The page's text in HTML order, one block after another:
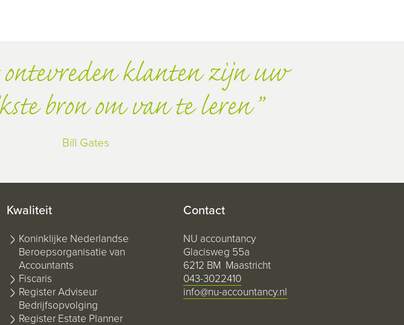
klanten zijn uw
bron om van te leren
Bill Gates
Kwaliteit
Koninklijke Nederlandse
Beroepsorganisatie van
Accountants
Fiscaris
Register Adviseur
Bedrijfsopvolging
Register Estate Planner
Contact
NU accountancy
Glacisweg 55a
6212 BM Maastricht
043-3022410
info@nu-accountancy.nl